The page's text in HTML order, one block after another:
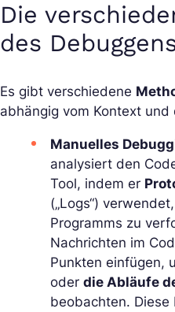
Die
des
Es gibt verschiedene
abhängig vom Kontext
Manuelles
analysiert den
Tool, indem er
(„Logs“)
Programms zu
Nachrichten im
Punkten einfügen,
oder die Abläufe
beobachten.